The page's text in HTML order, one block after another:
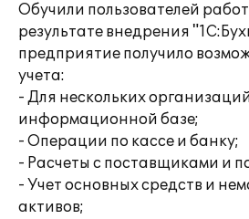
Обучили пользователей
результате внедрения
предприятие получило
учета:
- Для нескольких
информационной базе;
- Операции по кассе и банку;
- Расчеты с поставщиками и
- Учет основных средств и
активов;